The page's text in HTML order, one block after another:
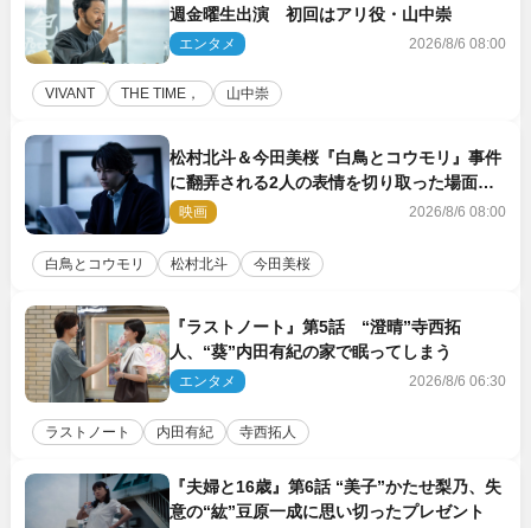
週金曜生出演 初回はアリ役・山中崇
エンタメ 2026/8/6 08:00
VIVANT THE TIME， 山中崇
松村北斗＆今田美桜『白鳥とコウモリ』事件
に翻弄される2人の表情を切り取った場面写
真解禁
映画 2026/8/6 08:00
白鳥とコウモリ 松村北斗 今田美桜
『ラストノート』第5話 “澄晴”寺西拓
人、“葵”内田有紀の家で眠ってしまう
エンタメ 2026/8/6 06:30
ラストノート 内田有紀 寺西拓人
『夫婦と16歳』第6話 “美子”かたせ梨乃、失
意の“紘”豆原一成に思い切ったプレゼント